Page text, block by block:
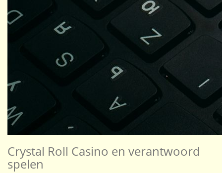
Crystal Roll Casino en verantwoord
spelen